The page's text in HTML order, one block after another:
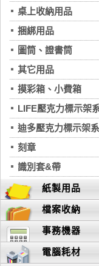
桌上收納用品
捆綁用品
圖筒、證書筒
其它用品
摸彩箱、小費箱
LIFE壓克力標示架
迪多壓克力標示架
刻章
識別套&帶
紙製用品
檔案收納
事務機器
電腦耗材